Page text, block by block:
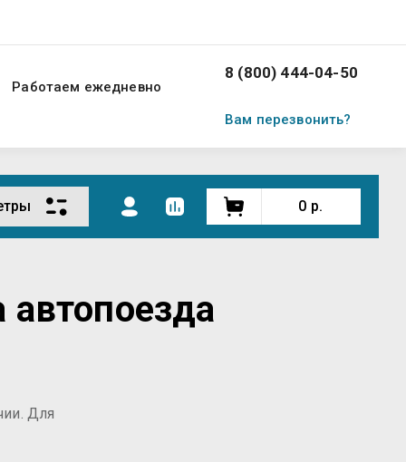
Работаем ежедневно
8 (800) 444-04-50
Вам перезвонить?
0 р.
Для